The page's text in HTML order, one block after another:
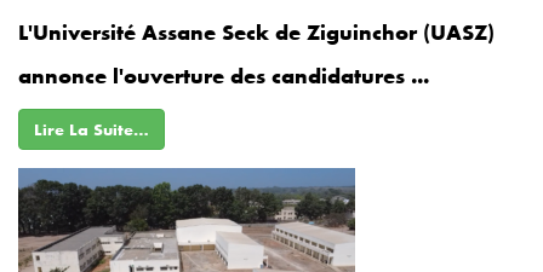
L'Université Assane Seck de Ziguinchor (UASZ)
annonce l'ouverture des candidatures ...
Lire La Suite…